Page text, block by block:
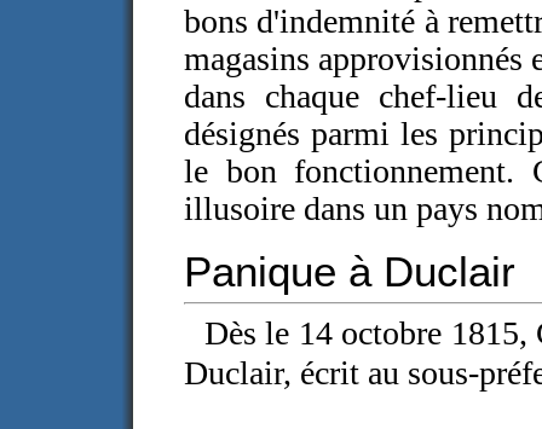
bons d'indemnité à
magasins approvisionnés
dans chaque chef-lieu
désignés parmi les
le bon fonctionnement.
illusoire dans un pays
Panique à Duclair
Dès le 14 octobre
Duclair, écrit au sous-